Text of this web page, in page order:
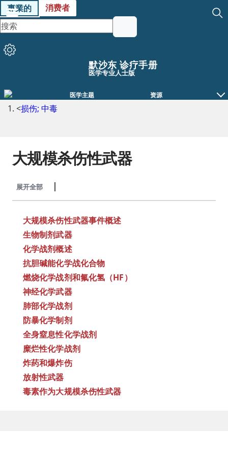
專業的 消费者
默沙东 诊疗手册
医学专业人士版
医学主题 资源
<损伤; 中毒
大规模杀伤性武器
展开全部
大规模杀伤性武器事件概述
生物制剂武器
化学战剂概述
抗胆碱能化学战化合物
燃烧化学战剂和氟化氢（HF）
神经化学武器
肺部化学战剂
防暴化学制剂
全身窒息性化学战剂
糜烂性化学战剂
炸药和爆炸伤
放射性武器
毒素作为大规模杀伤性武器